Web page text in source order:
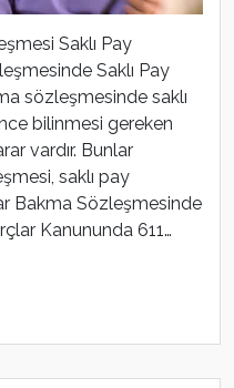
Saklı Pay
Saklı Pay
sözleşmesinde saklı
bilinmesi gereken
vardır. Bunlar
saklı pay
Bakma Sözleşmesinde
Kanununda 611…